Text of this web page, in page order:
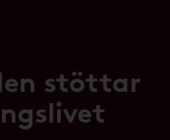
stöttar